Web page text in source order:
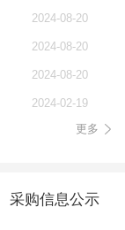
2024-08-20
2024-08-20
2024-08-20
2024-02-19
更多
采购信息公示